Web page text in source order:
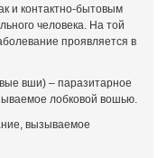
и контактно-бытовым
человека. На той
проявляется в
вши) – паразитарное
лобковой вошью.
вызываемое